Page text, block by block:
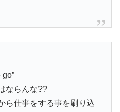
ならんな??
ら仕事をする事を刷り込